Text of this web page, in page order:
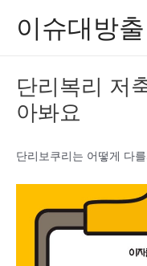
이슈대방출
단리복리 저
아봐요
단리보쿠리는 어떻게 다